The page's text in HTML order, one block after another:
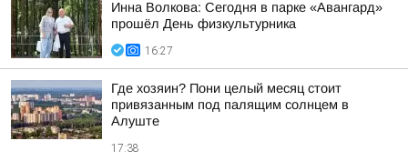
Инна Волкова: Сегодня в парке «Авангард»
прошёл День физкультурника
16:27
Где хозяин? Пони целый месяц стоит
привязанным под палящим солнцем в
Алуште
17:38